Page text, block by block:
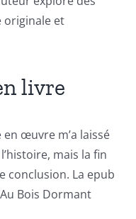
originale et
livre
en œuvre m’a laissé
mais la fin
conclusion. La epub
Bois Dormant